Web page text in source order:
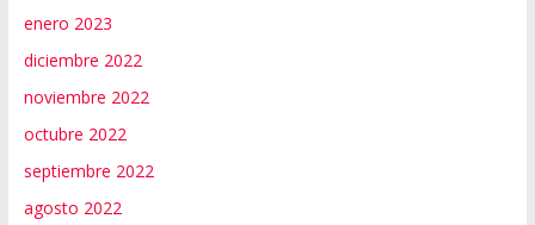
enero 2023
diciembre 2022
noviembre 2022
octubre 2022
septiembre 2022
agosto 2022